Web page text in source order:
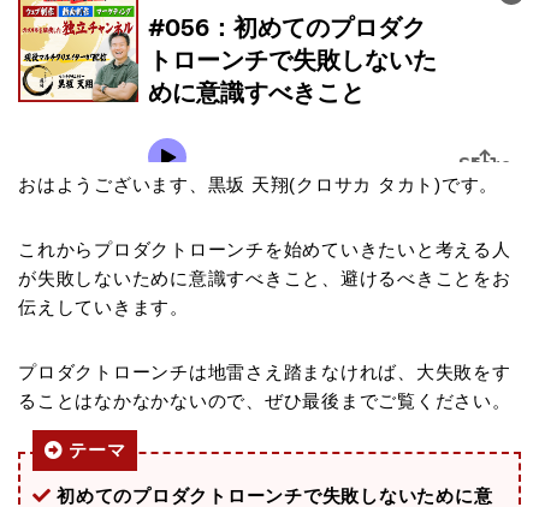
おはようございます、黒坂 天翔(クロサカ タカト)です。
これからプロダクトローンチを始めていきたいと考える人
が失敗しないために意識すべきこと、避けるべきことをお
伝えしていきます。
プロダクトローンチは地雷さえ踏まなければ、大失敗をす
ることはなかなかないので、ぜひ最後までご覧ください。
テーマ
初めてのプロダクトローンチで失敗しないために意